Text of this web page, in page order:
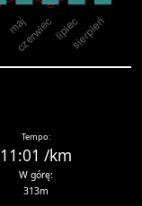
Tempo:
11:01 /km
W górę:
313m